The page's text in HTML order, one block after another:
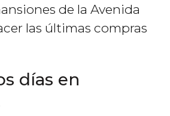
de la Avenida
las últimas compras
días en